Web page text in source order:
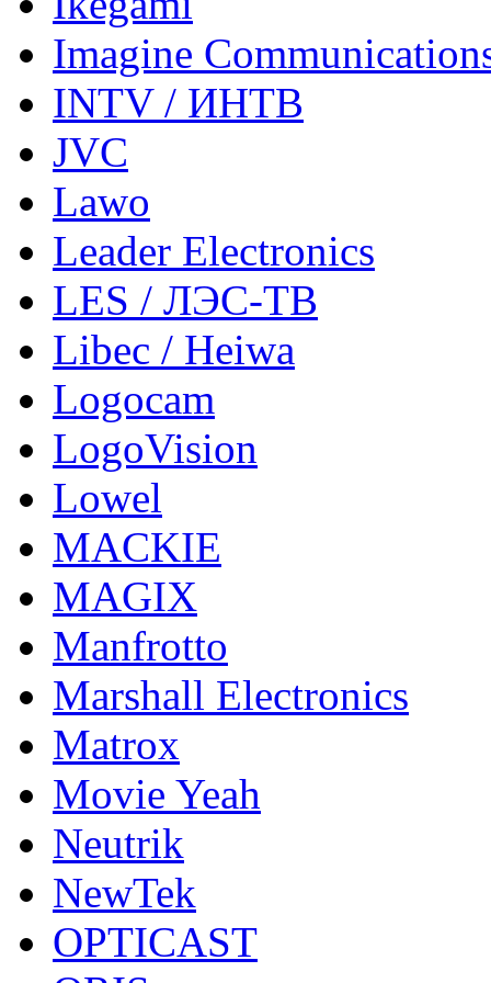
Imagine
INTV / ИНТВ
JVC
Lawo
Leader Electronics
LES / ЛЭС-ТВ
Libec / Heiwa
Logocam
LogoVision
Lowel
MACKIE
MAGIX
Manfrotto
Marshall Electronics
Matrox
Movie Yeah
Neutrik
NewTek
OPTICAST